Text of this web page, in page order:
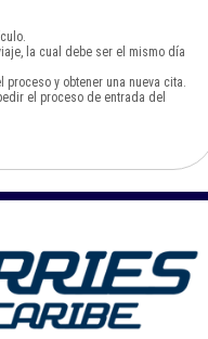
la cual debe ser el mismo día
proceso y obtener una nueva cita.
el proceso de entrada del